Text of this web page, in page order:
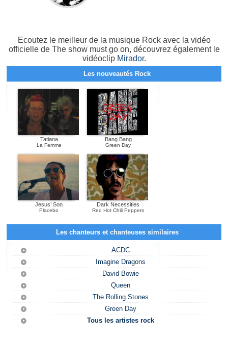
Ecoutez le meilleur de la musique Rock avec la vidéo
officielle de The show must go on, découvrez également le
vidéoclip Mirador.
Les nouveautés Rock
Tatiana
La Femme
Bang Bang
Green Day
Jesus’ Son
Placebo
Dark Necessities
Red Hot Chili Peppers
Les chanteurs et chanteuses similaires
ACDC
Imagine Dragons
David Bowie
Queen
The Rolling Stones
Green Day
Tous les artistes rock